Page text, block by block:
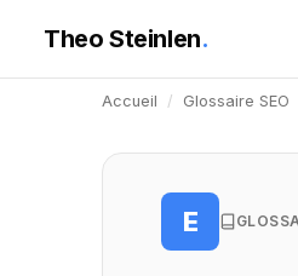
Theo Steinlen.
Accueil / Glossaire SEO
E